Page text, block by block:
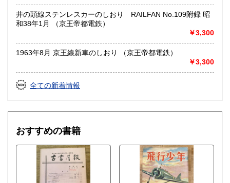
●お問い合わせはメールにて受け付けます。お名前、ご住所、
ご連絡先を記載のうえ、お問い合わせください●
沿線名：-
定休日：土日祝休&不定休
-
取り扱い分野
古書一般（その他）
井の頭線ステンレスカーのしおり RAILFAN No.109附録 昭
和38年1月 （京王帝都電鉄）
￥3,300
1963年8月 京王線新車のしおり （京王帝都電鉄）
￥3,300
全ての新着情報
おすすめの書籍